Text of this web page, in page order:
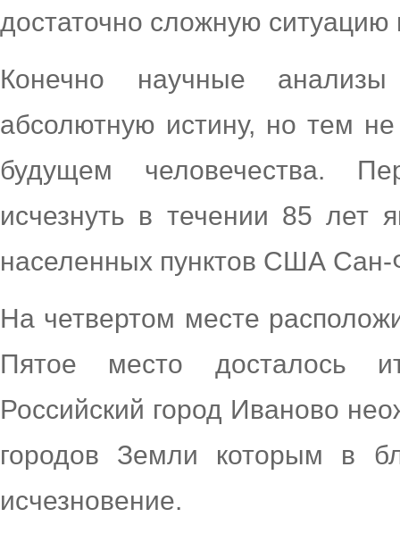
достаточно сложную ситуацию
Конечно научные
абсолютную истину, но тем
будущем человечества.
исчезнуть в течении 85 лет
населенных пунктов США Сан-
На четвертом месте
Пятое место досталось
Российский город Иваново
городов Земли которым в
исчезновение.